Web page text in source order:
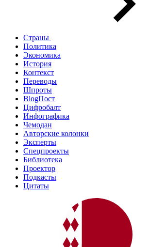
Страны
Политика
Экономика
История
Контекст
Переводы
Шпроты
BlogПост
Цифробалт
Инфографика
Чемодан
Авторские колонки
Эксперты
Спецпроекты
Библиотека
Проектор
Подкасты
Цитаты